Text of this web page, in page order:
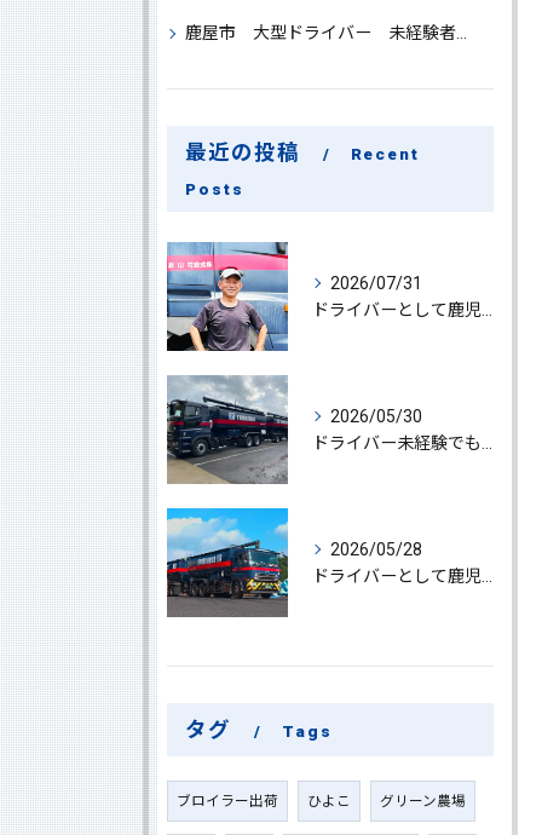
鹿屋市 大型ドライバー 未経験者 大募集
最近の投稿
Recent
Posts
2026/07/31
2026/05/30
2026/05/28
タグ Tags
ブロイラー出荷 ひよこ グリーン農場